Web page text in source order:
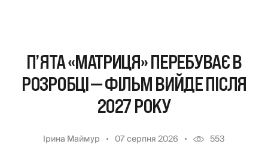
П’ЯТА «МАТРИЦЯ» ПЕРЕБУВАЄ В
РОЗРОБЦІ — ФІЛЬМ ВИЙДЕ ПІСЛЯ
2027 РОКУ
Ірина Маймур 07 серпня 2026 553